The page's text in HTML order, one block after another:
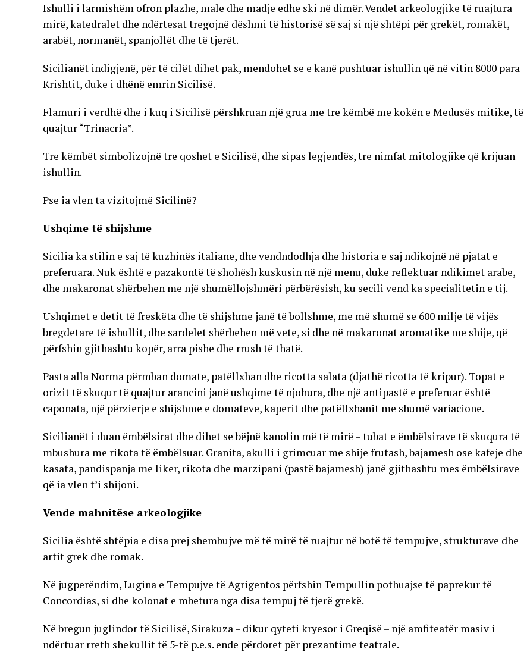
Ishulli i larmishëm ofron plazhe, male dhe madje edhe ski në dimër. Vendet arkeologjike të ruajtura
mirë, katedralet dhe ndërtesat tregojnë dëshmi të historisë së saj si një shtëpi për grekët, romakët,
arabët, normanët, spanjollët dhe të tjerët.
Sicilianët indigjenë, për të cilët dihet pak, mendohet se e kanë pushtuar ishullin që në vitin 8000 para
Krishtit, duke i dhënë emrin Sicilisë.
Flamuri i verdhë dhe i kuq i Sicilisë përshkruan një grua me tre këmbë me kokën e Medusës mitike, të
quajtur “Trinacria”.
Tre këmbët simbolizojnë tre qoshet e Sicilisë, dhe sipas legjendës, tre nimfat mitologjike që krijuan
ishullin.
Pse ia vlen ta vizitojmë Sicilinë?
Ushqime të shijshme
Sicilia ka stilin e saj të kuzhinës italiane, dhe vendndodhja dhe historia e saj ndikojnë në pjatat e
preferuara. Nuk është e pazakontë të shohësh kuskusin në një menu, duke reflektuar ndikimet arabe,
dhe makaronat shërbehen me një shumëllojshmëri përbërësish, ku secili vend ka specialitetin e tij.
Ushqimet e detit të freskëta dhe të shijshme janë të bollshme, me më shumë se 600 milje të vijës
bregdetare të ishullit, dhe sardelet shërbehen më vete, si dhe në makaronat aromatike me shije, që
përfshin gjithashtu kopër, arra pishe dhe rrush të thatë.
Pasta alla Norma përmban domate, patëllxhan dhe ricotta salata (djathë ricotta të kripur). Topat e
orizit të skuqur të quajtur arancini janë ushqime të njohura, dhe një antipastë e preferuar është
caponata, një përzierje e shijshme e domateve, kaperit dhe patëllxhanit me shumë variacione.
Sicilianët i duan ëmbëlsirat dhe dihet se bëjnë kanolin më të mirë – tubat e ëmbëlsirave të skuqura të
mbushura me rikota të ëmbëlsuar. Granita, akulli i grimcuar me shije frutash, bajamesh ose kafeje dhe
kasata, pandispanja me liker, rikota dhe marzipani (pastë bajamesh) janë gjithashtu mes ëmbëlsirave
që ia vlen t’i shijoni.
Vende mahnitëse arkeologjike
Sicilia është shtëpia e disa prej shembujve më të mirë të ruajtur në botë të tempujve, strukturave dhe
artit grek dhe romak.
Në jugperëndim, Lugina e Tempujve të Agrigentos përfshin Tempullin pothuajse të paprekur të
Concordias, si dhe kolonat e mbetura nga disa tempuj të tjerë grekë.
Në bregun juglindor të Sicilisë, Sirakuza – dikur qyteti kryesor i Greqisë – një amfiteatër masiv i
ndërtuar rreth shekullit të 5-të p.e.s. ende përdoret për prezantime teatrale.